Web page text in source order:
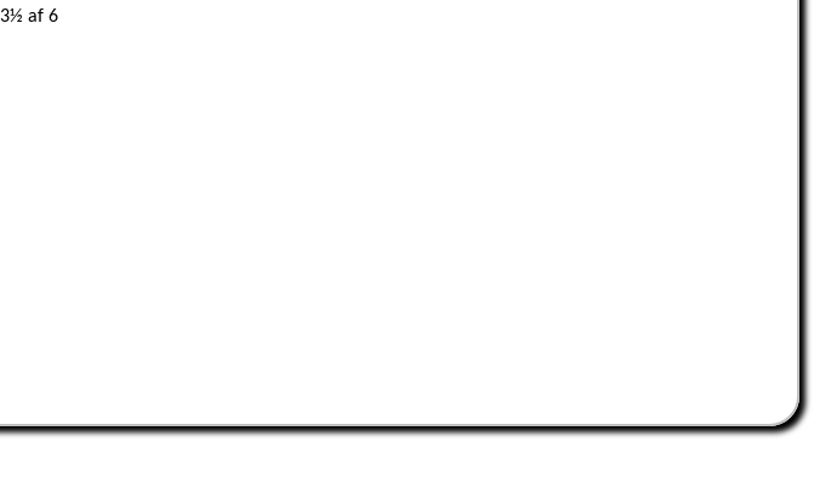
3½ af 6